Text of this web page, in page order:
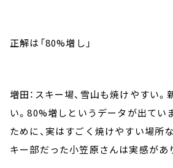
正解は「80%増し」
増田：スキー場、雪山も焼けやすい
い。80%増しというデータが出てい
ために、実はすごく焼けやすい場所
キー部だった小笠原さんは実感があ